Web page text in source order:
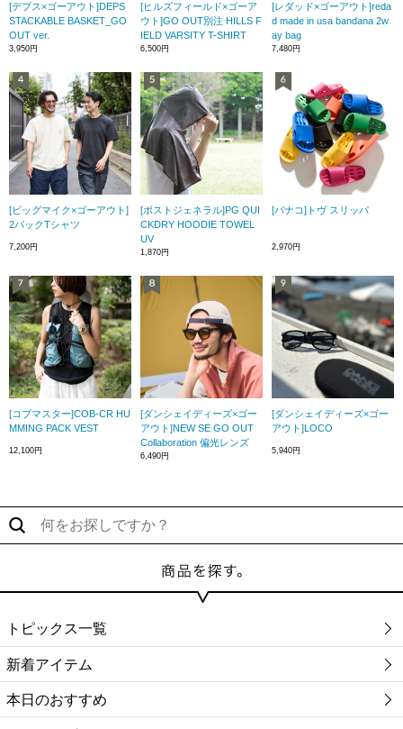
[デプス×ゴーアウト]DEPS
STACKABLE BASKET_GO
OUT ver.
3,950円
[ヒルズフィールド×ゴーア
ウト]GO OUT別注 HILLS F
IELD VARSITY T-SHIRT
6,500円
[レダッド×ゴーアウト]reda
d made in usa bandana 2w
ay bag
7,480円
[ビッグマイク×ゴーアウト]
2パックTシャツ
7,200円
[ポストジェネラル]PG QUI
CKDRY HOODIE TOWEL
UV
1,870円
[バナコ]トヴ スリッパ
2,970円
[コブマスター]COB-CR HU
MMING PACK VEST
12,100円
[ダンシェイディーズ×ゴー
アウト]NEW SE GO OUT
Collaboration 偏光レンズ
6,490円
[ダンシェイディーズ×ゴー
アウト]LOCO
5,940円
トピックス一覧
新着アイテム
本日のおすすめ